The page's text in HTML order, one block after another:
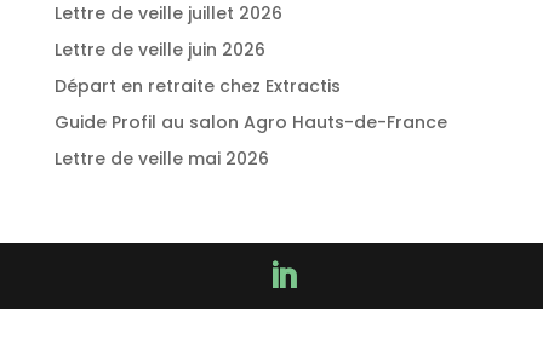
Lettre de veille juillet 2026
Lettre de veille juin 2026
Départ en retraite chez Extractis
Guide Profil au salon Agro Hauts-de-France
Lettre de veille mai 2026